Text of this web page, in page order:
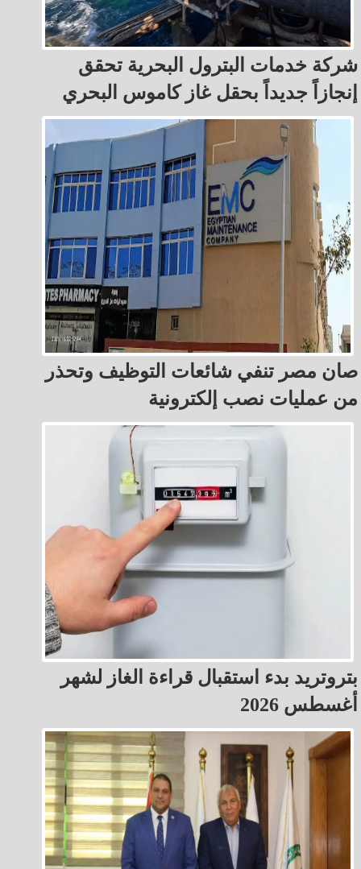
شركة خدمات البترول البحرية تحقق
إنجازاً جديداً بحقل غاز كاموس البحري
صان مصر تنفي شائعات التوظيف وتحذر
من عمليات نصب إلكترونية
بتروتريد بدء استقبال قراءة الغاز لشهر
أغسطس 2026